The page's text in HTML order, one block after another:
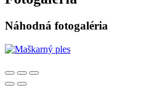
Náhodná fotogaléria